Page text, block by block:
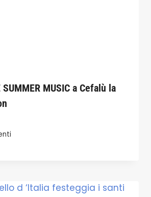
SUMMER MUSIC a Cefalù la